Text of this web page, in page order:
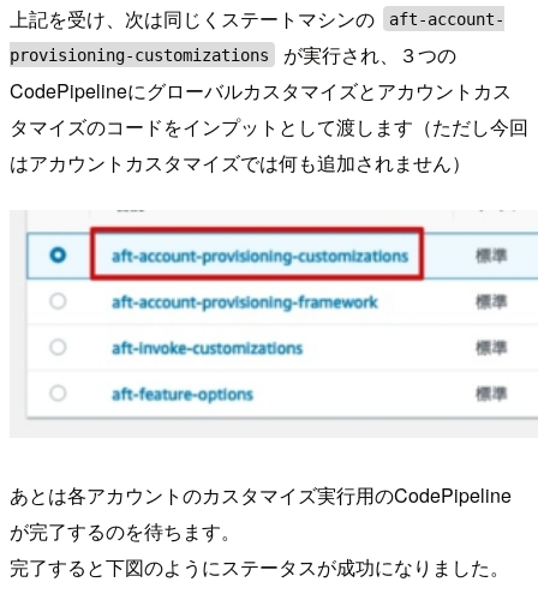
上記を受け、次は同じくステートマシンの
aft-account-
provisioning-customizations
が実行され、３つの
CodePipelineにグローバルカスタマイズとアカウントカス
タマイズのコードをインプットとして渡します（ただし今回
はアカウントカスタマイズでは何も追加されません）
あとは各アカウントのカスタマイズ実行用のCodePipeline
が完了するのを待ちます。
完了すると下図のようにステータスが成功になりました。